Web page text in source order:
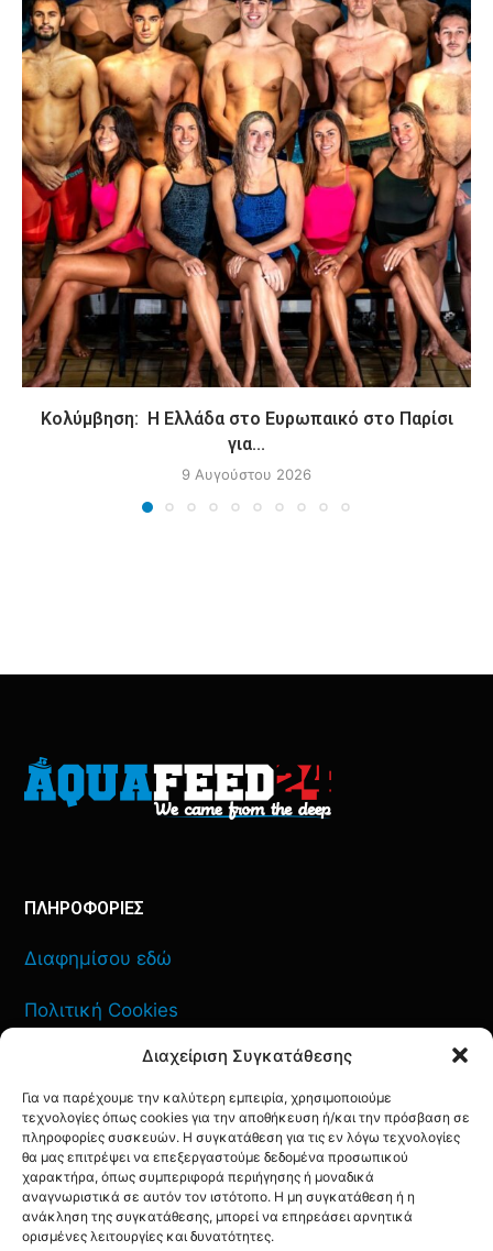
Διαχείριση Συγκατάθεσης
Για να παρέχουμε την καλύτερη εμπειρία, χρησιμοποιούμε
τεχνολογίες όπως cookies για την αποθήκευση ή/και την πρόσβαση σε
πληροφορίες συσκευών. Η συγκατάθεση για τις εν λόγω τεχνολογίες
θα μας επιτρέψει να επεξεργαστούμε δεδομένα προσωπικού
χαρακτήρα, όπως συμπεριφορά περιήγησης ή μοναδικά
αναγνωριστικά σε αυτόν τον ιστότοπο. Η μη συγκατάθεση ή η
ανάκληση της συγκατάθεσης, μπορεί να επηρεάσει αρνητικά
ορισμένες λειτουργίες και δυνατότητες.
Κολύμβηση: Η Ελλάδα στο Ευρωπαικό στο Παρίσι
για...
9 Αυγούστου 2026
ΠΛΗΡΟΦΟΡΙΕΣ
Διαφημίσου εδώ
Πολιτική Cookies
Πολιτική Απορρήτου
ΕΠΙΚΟΙΝΩΝΙΑ